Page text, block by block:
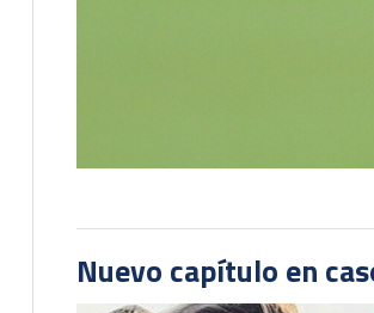
Nuevo capítulo en